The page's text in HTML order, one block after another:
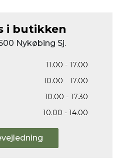
i butikken
Nykøbing Sj.
11.00 - 17.00
10.00 - 17.00
10.00 - 17.30
10.00 - 14.00